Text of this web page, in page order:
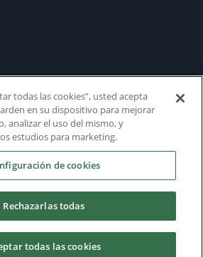
todas las cookies”, usted acepta
en su dispositivo para mejorar
analizar el uso del mismo, y
estudios para marketing.
de cookies
Rechazarlas todas
todas las cookies